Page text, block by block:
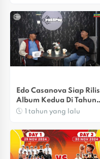
Edo Casanova Siap Rilis
Album Kedua Di Tahun
20251 tahun yang lalu